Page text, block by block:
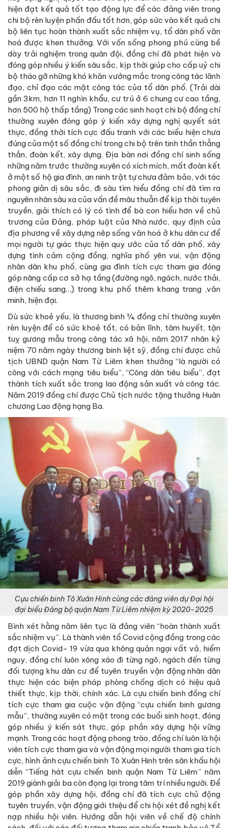
hiện đạt kết quả tốt tạo động lực để các đảng viên trong
chi bộ rèn luyện phấn đấu tốt hơn, góp sức vào kết quả chi
bộ liên tục hoàn thành xuất sắc nhiệm vụ, tổ dân phố văn
hoá được khen thưởng. Với vốn sống phong phú cùng bề
dày trải nghiệm trong quân đội, đồng chí đã phát hiện và
đóng góp nhiều ý kiến sâu sắc, kịp thời giúp cho cấp uỷ chi
bộ tháo gỡ những khó khăn vướng mắc trong công tác lãnh
đạo, chỉ đạo các mặt công tác của tổ dân phố. (Trải dài
gần 3km, hơn 11 nghìn khẩu, cư trú ở 6 chung cư cao tầng,
hơn 500 hộ thấp tầng) Trong các sinh hoạt chi bộ đồng chí
thường xuyên đóng góp ý kiến xây dựng nghị quyết sát
thực, đồng thời tích cực đấu tranh với các biểu hiện chưa
đúng của một số đồng chí trong chi bộ trên tinh thần thẳng
thắn, đoàn kết, xây dựng. Địa bàn nơi đồng chí sinh sống
những năm trước thường xuyên có xích mích, mất đoàn kết
ở một số hộ gia đình, an ninh trật tự chưa đảm bảo, với tác
phong giản dị sâu sắc, đi sâu tìm hiểu đồng chí đã tìm ra
nguyên nhân sâu xa của vấn đề mâu thuẫn để kịp thời tuyên
truyền, giải thích có lý có tình để bà con hiểu hơn về chủ
trương của Đảng, pháp luật của Nhà nước, quy định của
địa phương về xây dựng nêp sống văn hoá ở khu dân cư để
mọi người tự giác thực hiện quy ước của tổ dân phố, xây
dựng tình cảm cộng đồng, nghĩa phố yên vui, vận động
nhân dân khu phố, cùng gia đình tích cực tham gia đóng
góp nâng cấp cơ sở hạ tầng (đường ngõ, ngách, nước thải,
điện chiếu sang…) trong khu phố thêm khang trang ,văn
minh, hiện đại.
Dù sức khoẻ yếu, là thương binh ¾, đồng chí thường xuyên
rèn luyện để có sức khoẻ tốt, có bản lĩnh, tâm huyết, tận
tuỵ gương mẫu trong công tác xã hội, năm 2017 nhân kỷ
niệm 70 năm ngày thương binh liệt sỹ, đồng chí được chủ
tịch UBND quận Nam Từ Liêm khen thưởng “là người có
công với cách mạng tiêu biểu”, “Công dân tiêu biểu”, đạt
thành tích xuất sắc trong lao động sản xuất và công tác.
Năm 2019 đồng chí được Chủ tịch nước tặng thưởng Huân
chương Lao động hạng Ba.
Cựu chiến binh Tô Xuân Hinh cùng các đảng viên dự Đại hội
đại biểu Đảng bộ quận Nam Từ Liêm nhiệm kỳ 2020-2025
Bình xét hằng năm liên tục là đảng viên “hoàn thành xuất
sắc nhiệm vụ”. Là thành viên tổ Covid cộng đồng trong các
đợt dịch Covid- 19 vừa qua không quản ngại vất vả, hiểm
nguy, đồng chí luôn xông xáo đi từng ngõ, ngách đến từng
đối tượng khu dân cư để tuyên truyền vận động nhân dân
thực hiện các biện pháp phòng chống dịch có hiệu quả
thiết thực, kịp thời, chính xác. Là cựu chiến binh đồng chí
tích cực tham gia cuộc vận động “cựu chiến binh gương
mẫu”, thường xuyên có mặt trong các buổi sinh hoạt, đóng
góp nhiều ý kiến sát thực, góp phần xây dựng hội vững
mạnh. Trong các hoạt động phong trào, đồng chí luôn là hội
viên tích cực tham gia và vận động mọi người tham gia tích
cực, hình ảnh cựu chiến binh Tô Xuân Hinh trên sân khấu hội
diễn “Tiếng hát cựu chiến binh quận Nam Từ Liêm” năm
2019 giành giải ba còn đọng lại trong tâm trí nhiều người. Để
góp phần xây dựng hội, đồng chí đã tích cực chủ động
tuyên truyền, vận động giới thiệu để chi hội xét đề nghị kết
nạp nhiều hội viên. Hướng dẫn hội viên về chế độ chính